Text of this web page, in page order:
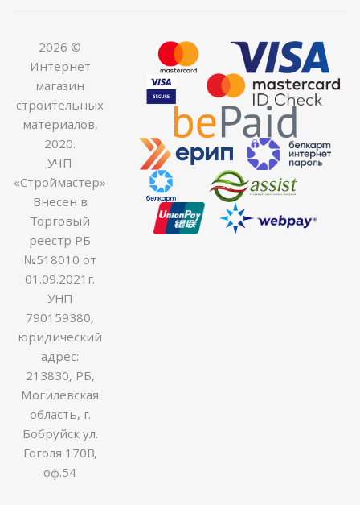
2026 ©
Интернет
магазин
строительных
материалов,
2020.
УЧП
«Строймастер»
Внесен в
Торговый
реестр РБ
№518010 от
01.09.2021г.
УНП
790159380,
юридический
адрес:
213830, РБ,
Могилевская
область, г.
Бобруйск ул.
Гоголя 170В,
оф.54